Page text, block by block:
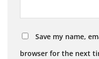
Save my name,
browser for the next